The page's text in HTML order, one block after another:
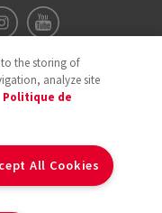
to the storing of
analyze site
Politique de
All Cookies